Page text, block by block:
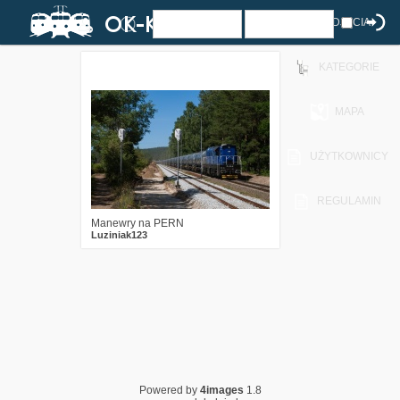
ZDJĘCIA
KATEGORIE
MAPA
UŻYTKOWNICY
REGULAMIN
Manewry na PERN
Luziniak123
Powered by 4images 1.8